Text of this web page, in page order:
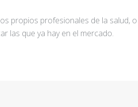
propios profesionales de la salud, o
las que ya hay en el mercado.